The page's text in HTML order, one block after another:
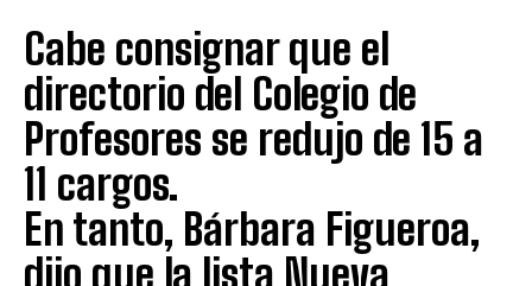
Cabe consignar que el
directorio del Colegio de
Profesores se redujo de 15 a
11 cargos.
En tanto, Bárbara Figueroa,
dijo que la lista Nueva